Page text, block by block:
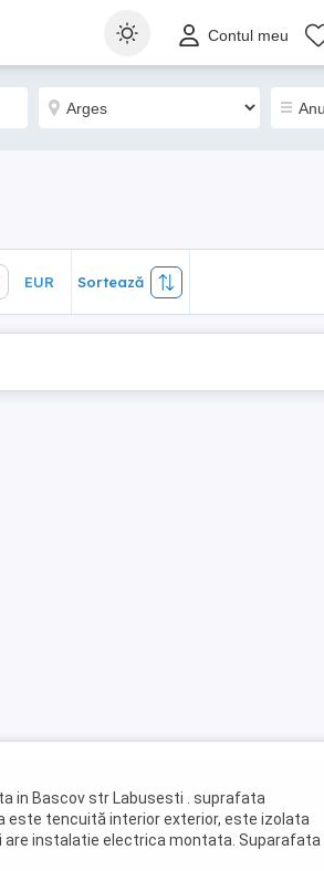
Contul meu
Sortează
EUR Sortează
in Bascov str Labusesti . suprafata
este tencuită interior exterior, este izolata
are instalatie electrica montata. Suparafata